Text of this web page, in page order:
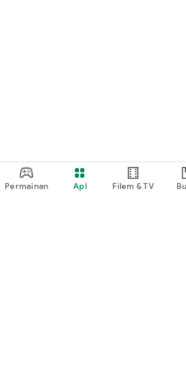
Permainan Apl Filem & TV